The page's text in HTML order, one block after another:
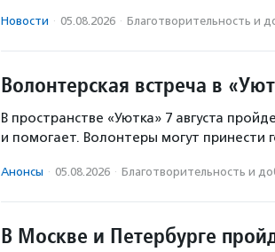
Новости · 05.08.2026 · Благотвори­тель­ность и
Волонтерская встреча в
В пространстве «Уютка» 7 августа
и помогает. Волонтеры могут принести
Анонсы · 05.08.2026 · Благотвори­тель­ность и
В Москве и Петербурге